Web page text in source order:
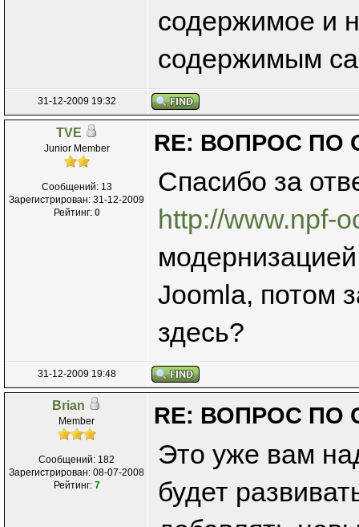
содержимое и
содержимым
31-12-2009 19:32
TVE
Junior Member
Сообщений: 13
Зарегистрирован: 31-12-2009
Рейтинг: 0
RE: ВОПРОС ПО
Спасибо за
http://www.npf-
Joomla, потом
здесь?
31-12-2009 19:48
Brian
Member
Сообщений: 182
Зарегистрирован: 08-07-2008
Рейтинг: 7
RE: ВОПРОС ПО
Это уже вам
будет